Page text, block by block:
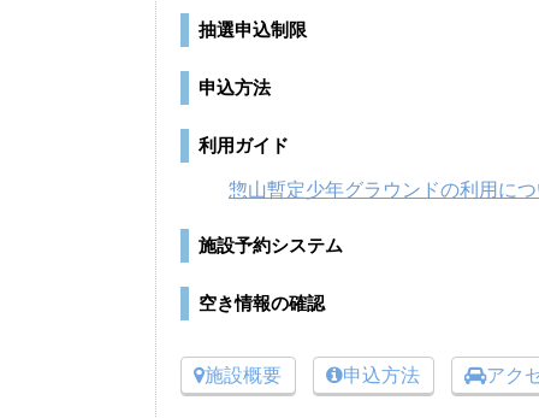
抽選申込制限
申込方法
利用ガイド
惣山暫定少年グラウンドの利用につ
施設予約システム
空き情報の確認
施設概要 申込方法 アク